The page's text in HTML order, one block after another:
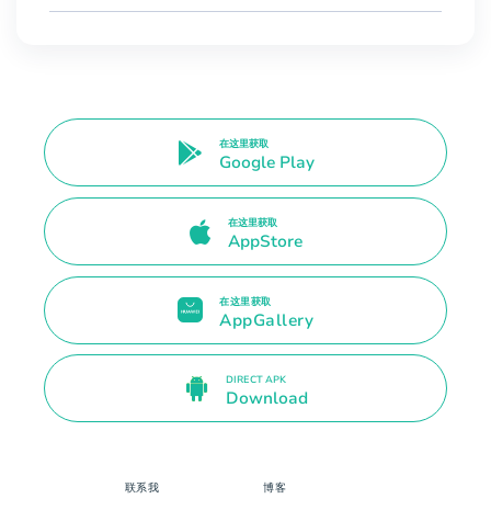
在这里获取
Google Play
在这里获取
AppStore
在这里获取
AppGallery
DIRECT APK
Download
联系我 博客